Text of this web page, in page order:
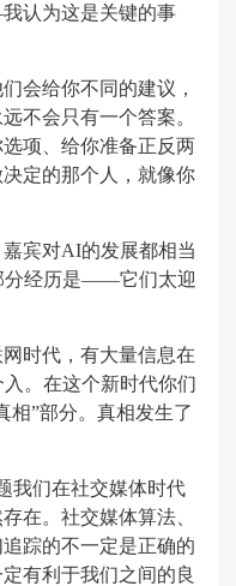
认为这是关键的事
会给你不同的建议，
不会只有一个答案。
项、给你准备正反两
定的那个人，就像你
宾对AI的发展都相当
分经历是——它们太迎
时代，有大量信息在
。在这个新时代你们
相”部分。真相发生了
我们在社交媒体时代
在。社交媒体算法、
踪的不一定是正确的
有利于我们之间的良